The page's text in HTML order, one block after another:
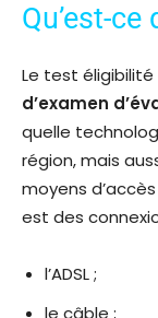
Qu’est-ce
Le test
d’examen
quelle
région, mais
moyens
est des
l’ADSL ;
le câble ;